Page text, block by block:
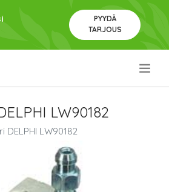
PYYDÄ
TARJOUS
LW90182
DELPHI LW90182